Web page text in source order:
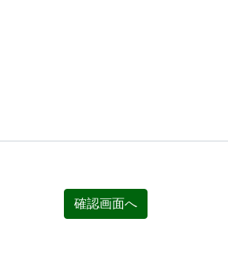
確認画面へ